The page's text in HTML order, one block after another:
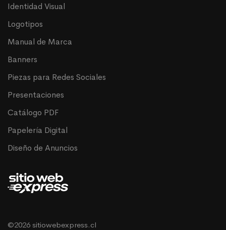
Identidad Visual
Logotipos
Manual de Marca
Banners
Piezas para Redes Sociales
Presentaciones
Catálogo PDF
Papelería Digital
Diseño de Anuncios
©2026 sitiowebexpress.cl